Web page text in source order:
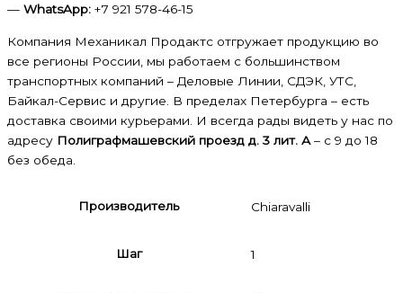
— WhatsApp: +7 921 578-46-15
Компания Механикал Продактс отгружает продукцию во
все регионы России, мы работаем с большинством
транспортных компаний – Деловые Линии, СДЭК, УТС,
Байкал-Сервис и другие. В пределах Петербурга – есть
доставка своими курьерами. И всегда рады видеть у нас по
адресу Полиграфмашевский проезд д. 3 лит. А – с 9 до 18
без обеда.
Производитель Chiaravalli
Шаг 1